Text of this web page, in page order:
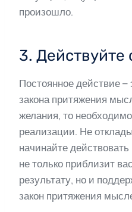
произошло.
3. Действуйте
Постоянное действие
закона притяжения
желания, то
реализации. Не
начинайте
не только приблизит
результату, но и
закон притяжения